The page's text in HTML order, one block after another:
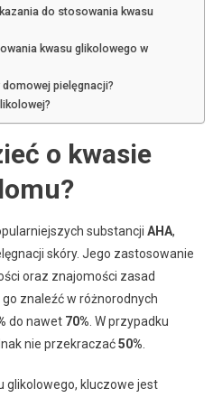
do stosowania kwasu
kwasu glikolowego w
pielęgnacji?
o kwasie
substancji AHA,
skóry. Jego zastosowanie
oraz znajomości zasad
znaleźć w różnorodnych
do nawet 70% . W przypadku
nie przekraczać50%
kluczowe jest